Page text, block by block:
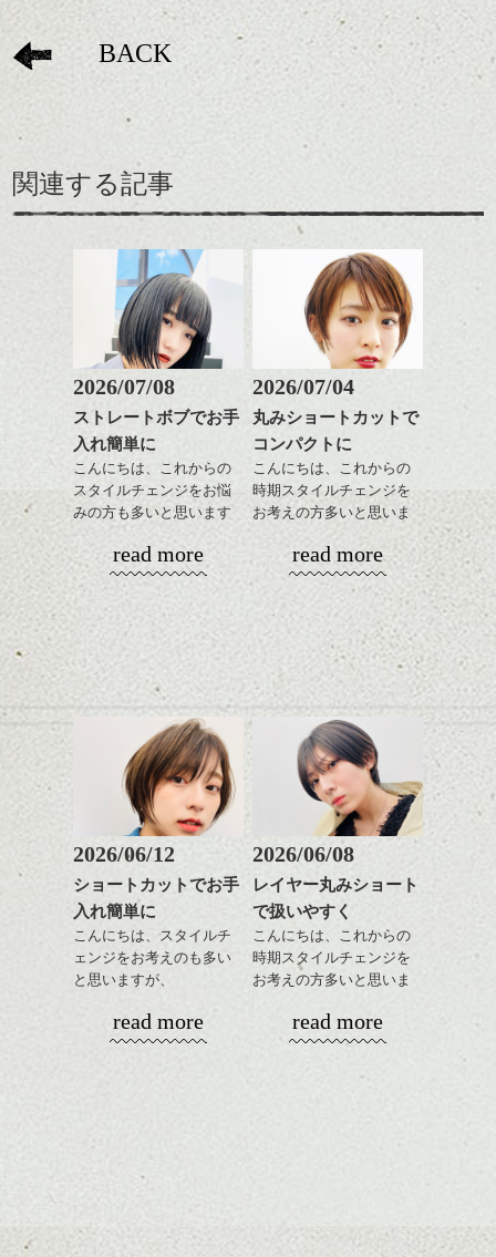
BACK
関連する記事
2026/07/08
ストレートボブでお手
入れ簡単に
こんにちは、これからの
スタイルチェンジをお悩
みの方も多いと思います
やっぱりボブでお手入れ
しやすいスタイルだと毎
あご下のラインでやや長
さを残したボブは雰囲気
も出しやすくていろいろ
おすすめですね。
前髪もやや重めにカット
してラインを強調するの
もこれからは良い感じで
す、
目元が引き締まった印象
に。
わせで質感に変化をつけ
のも
とても良いところです。
read more
2026/07/04
丸みショートカットで
コンパクトに
こんにちは、これからの
時期スタイルチェンジを
お考えの方多いと思いま
コンパクトなフォルムが
全体のバランスを良く見
せてくれる効果もあり、
いろんなシーンに雰囲気
をだしやすくスタイリン
グも簡単で良いので朝の
時短にも◎
そんなショートカット。
軽めの前髪で透け感を演
出できるので、
この時期とてもおすすめ
ですよ。
read more
2026/06/12
ショートカットでお手
入れ簡単に
こんにちは、スタイルチ
ェンジをお考えのも多い
と思いますが、
演出したスタイルもこれ
からの季節とてもおすす
るようカット。
全体のボリューム感がコ
read more
2026/06/08
レイヤー丸みショート
で扱いやすく
こんにちは、これからの
時期スタイルチェンジを
お考えの方多いと思いま
コンパクトなフォルムが
軽めの前髪で透け感を演
read more